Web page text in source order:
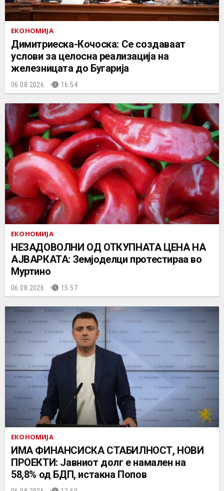
ЕКОНОМИЈА
Димитриеска-Кочоска: Се создаваат
услови за целосна реализација на
железницата до Бугарија
06.08.2026. 16:54
ЕКОНОМИЈА
НЕЗАДОВОЛНИ ОД ОТКУПНАТА ЦЕНА НА
АЈВАРКАТА: Земјоделци протестираа во
Муртино
06.08.2026. 15:57
ЕКОНОМИЈА
ИМА ФИНАНСИСКА СТАБИЛНОСТ, НОВИ
ПРОЕКТИ: Јавниот долг е намален на
58,8% од БДП, истакна Попов